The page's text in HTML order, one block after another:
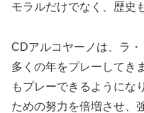
モラルだけでなく、歴史
CDアルコヤーノは、ラ
多くの年をプレーしてき
もプレーできるようにな
ための努力を倍増させ、